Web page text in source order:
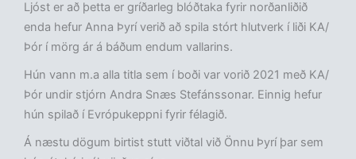
Ljóst er að þetta er gríðarleg blóðtaka fyrir norðanliðið
enda hefur Anna Þyrí verið að spila stórt hlutverk í liði KA/
Þór í mörg ár á báðum endum vallarins.
Hún vann m.a alla titla sem í boði var vorið 2021 með KA/
Þór undir stjórn Andra Snæs Stefánssonar. Einnig hefur
hún spilað í Evrópukeppni fyrir félagið.
Á næstu dögum birtist stutt viðtal við Önnu Þyrí þar sem